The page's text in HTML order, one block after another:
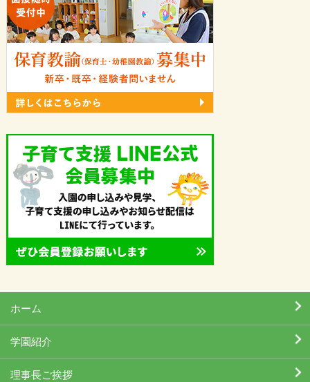
ホーム
学園紹介
理事長ご挨拶